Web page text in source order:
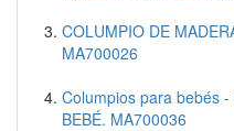
COLUMPIO DE
MA700026
Columpios para bebés
BEBÉ. MA700036